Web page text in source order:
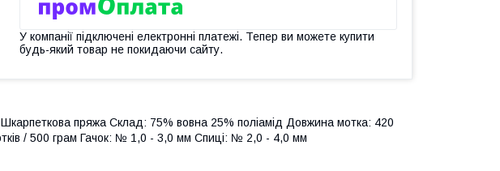
У компанії підключені електронні платежі. Тепер ви можете купити
будь-який товар не покидаючи сайту.
пряжа Склад: 75% вовна 25% поліамід Довжина мотка: 420
/ 500 грам Гачок: № 1,0 - 3,0 мм Спиці: № 2,0 - 4,0 мм